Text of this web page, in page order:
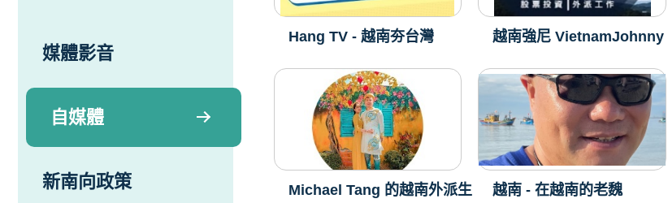
媒體影音
自媒體
新南向政策
Hang TV - 越南夯台灣 越南強尼 VietnamJohnny
Michael Tang 的越南外派生
越南 - 在越南的老魏